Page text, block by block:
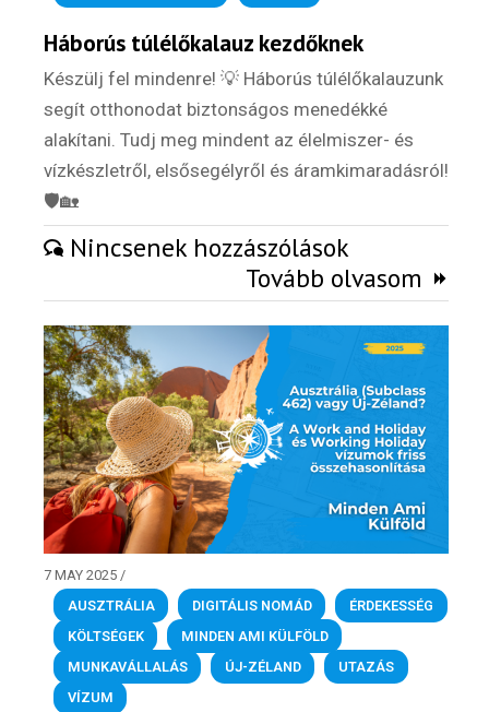
Háborús túlélőkalauz kezdőknek
Készülj fel mindenre! 💡 Háborús túlélőkalauzunk
segít otthonodat biztonságos menedékké
alakítani. Tudj meg mindent az élelmiszer- és
vízkészletről, elsősegélyről és áramkimaradásról!
🛡️🏡
Nincsenek hozzászólások
Tovább olvasom
7 MAY 2025 /
AUSZTRÁLIA
, DIGITÁLIS NOMÁD , ÉRDEKESSÉG
KÖLTSÉGEK
, MINDEN AMI KÜLFÖLD
MUNKAVÁLLALÁS
, ÚJ-ZÉLAND , UTAZÁS
VÍZUM